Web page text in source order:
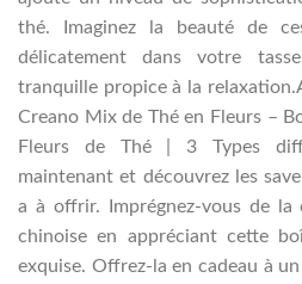
thé. Imaginez la beauté de
délicatement dans votre
tranquille propice à la
Creano Mix de Thé en Fleurs –
Fleurs de Thé | 3 Types
maintenant et découvrez les
a à offrir. Imprégnez-vous de
chinoise en appréciant cette
exquise. Offrez-la en cadeau à